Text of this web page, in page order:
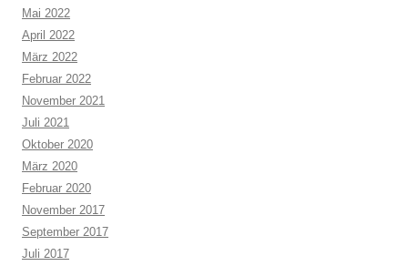
Mai 2022
April 2022
März 2022
Februar 2022
November 2021
Juli 2021
Oktober 2020
März 2020
Februar 2020
November 2017
September 2017
Juli 2017